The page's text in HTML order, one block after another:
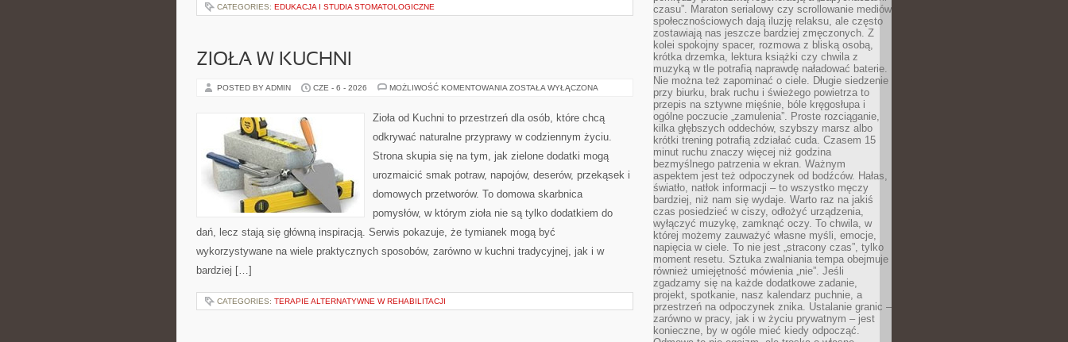
CATEGORIES: EDUKACJA I STUDIA STOMATOLOGICZNE
ZIOŁA W KUCHNI
POSTED BY ADMIN CZE - 6 - 2026 MOŻLIWOŚĆ KOMENTOWANIA ZIOŁA
ZOSTAŁA WYŁĄCZONA
Zioła od Kuchni to przestrzeń dla osób, które chcą
odkrywać naturalne przyprawy w codziennym życiu.
Strona skupia się na tym, jak zielone dodatki mogą
urozmaicić smak potraw, napojów, deserów, przekąsek i
domowych przetworów. To domowa skarbnica
pomysłów, w którym zioła nie są tylko dodatkiem do
dań, lecz stają się główną inspiracją. Serwis pokazuje, że tymianek mogą być
wykorzystywane na wiele praktycznych sposobów, zarówno w kuchni tradycyjnej, jak i w
bardziej […]
CATEGORIES: TERAPIE ALTERNATYWNE W REHABILITACJI
czasu”. Maraton serialowy czy scrollowanie mediów
społecznościowych dają iluzję relaksu, ale często
zostawiają nas jeszcze bardziej zmęczonych. Z
kolei spokojny spacer, rozmowa z bliską osobą,
krótka drzemka, lektura książki czy chwila z
muzyką w tle potrafią naprawdę naładować baterie.
Nie można też zapominać o ciele. Długie siedzenie
przy biurku, brak ruchu i świeżego powietrza to
przepis na sztywne mięśnie, bóle kręgosłupa i
ogólne poczucie „zamulenia”. Proste rozciąganie,
kilka głębszych oddechów, szybszy marsz albo
krótki trening potrafią zdziałać cuda. Czasem 15
minut ruchu znaczy więcej niż godzina
bezmyślnego patrzenia w ekran. Ważnym
aspektem jest też odpoczynek od bodźców. Hałas,
światło, natłok informacji – to wszystko męczy
bardziej, niż nam się wydaje. Warto raz na jakiś
czas posiedzieć w ciszy, odłożyć urządzenia,
wyłączyć muzykę, zamknąć oczy. To chwila, w
której możemy zauważyć własne myśli, emocje,
napięcia w ciele. To nie jest „stracony czas”, tylko
moment resetu. Sztuka zwalniania tempa obejmuje
również umiejętność mówienia „nie”. Jeśli
zgadzamy się na każde dodatkowe zadanie,
projekt, spotkanie, nasz kalendarz puchnie, a
przestrzeń na odpoczynek znika. Ustalanie granic –
zarówno w pracy, jak i w życiu prywatnym – jest
konieczne, by w ogóle mieć kiedy odpocząć.